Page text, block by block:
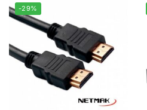
-29%